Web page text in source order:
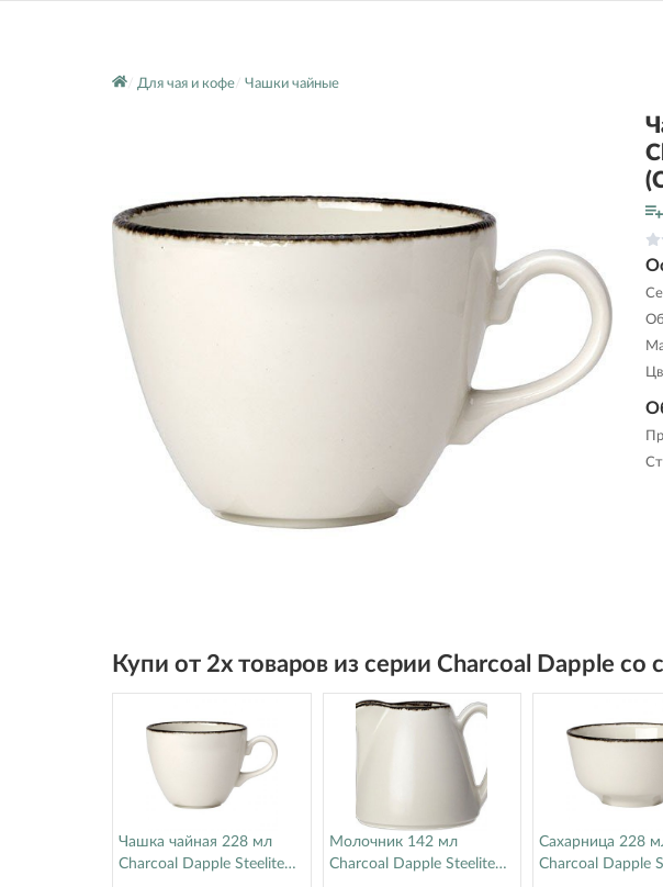
Для чая и кофе Чашки чайные
Купи от 2х товаров из серии Charcoal Dapple со
Чашка чайная 228 мл
Charcoal Dapple Steelite
Молочник 142 мл
Charcoal Dapple Steelite
Сахарница 228
Charcoal Dapple